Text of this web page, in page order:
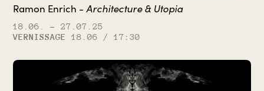
Ramon Enrich -Architecture & Utopia
18.06.
– 27.07.25
VERNISSAGE
18.06 / 17:30